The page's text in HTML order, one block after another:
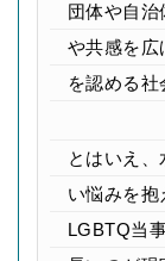
団体や自
や共感を広
を認める社
とはいえ
い悩みを抱
LGBTQ当